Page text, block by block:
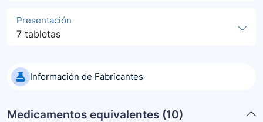
Presentación
7 tabletas
Información de Fabricantes
Medicamentos equivalentes (10)